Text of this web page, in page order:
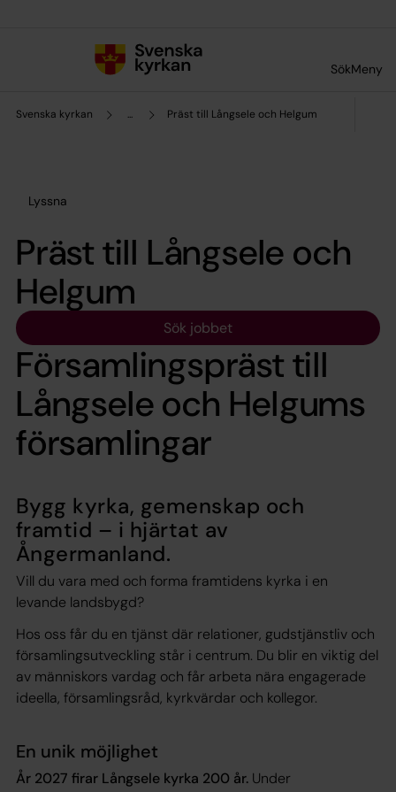
SökMeny
Svenska kyrkan ... Präst till Långsele och Helgum
Lyssna
Präst till Långsele och
Helgum
Sök jobbet
Församlingspräst till
Långsele och Helgums
församlingar
Bygg kyrka, gemenskap och
framtid – i hjärtat av
Ångermanland.
Vill du vara med och forma framtidens kyrka i en
levande landsbygd?
Hos oss får du en tjänst där relationer, gudstjänstliv och
församlingsutveckling står i centrum. Du blir en viktig del
av människors vardag och får arbeta nära engagerade
ideella, församlingsråd, kyrkvärdar och kollegor.
En unik möjlighet
År 2027 firar Långsele kyrka 200 år. Under